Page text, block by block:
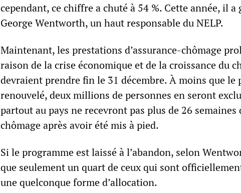
cependant, ce chiffre a chuté à 54 %. Cette année, il a
George Wentworth, un haut responsable du NELP.
Maintenant, les prestations d’assurance-chômage
raison de la crise économique et de la croissance du
devraient prendre fin le 31 décembre. À moins que le
renouvelé, deux millions de personnes en seront
partout au pays ne recevront pas plus de 26
chômage après avoir été mis à pied.
Si le programme est laissé à l’abandon, selon
que seulement un quart de ceux qui sont
une quelconque forme d’allocation.